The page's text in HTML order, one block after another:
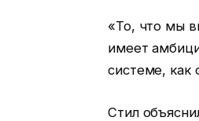
«То, что мы
имеет
системе, как
Стил